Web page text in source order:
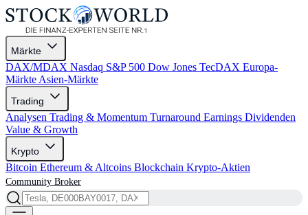
Märkte
DAX/MDAX Nasdaq S&P 500 Dow Jones TecDAX Europa-
Märkte Asien-Märkte
Trading
Analysen Trading & Momentum Turnaround Earnings Dividenden
Value & Growth
Krypto
Bitcoin Ethereum & Altcoins Blockchain Krypto-Aktien
Community Broker